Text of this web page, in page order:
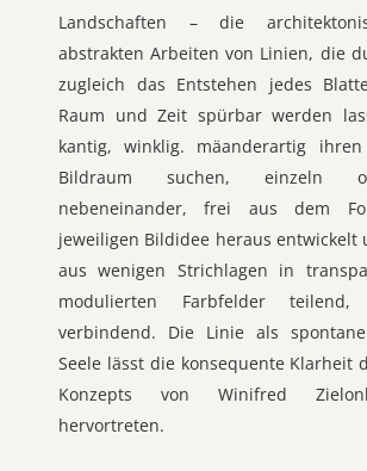
Landschaften – die
abstrakten Arbeiten von Linien, die
zugleich das Entstehen jedes
Raum und Zeit spürbar werden
kantig, winklig. mäanderartig
Bildraum suchen, einzeln
nebeneinander, frei aus dem
jeweiligen Bildidee heraus entwickelt
aus wenigen Strichlagen in
modulierten Farbfelder
verbindend. Die Linie als
Seele lässt die konsequente Klarheit
Konzepts von Winifred
hervortreten.